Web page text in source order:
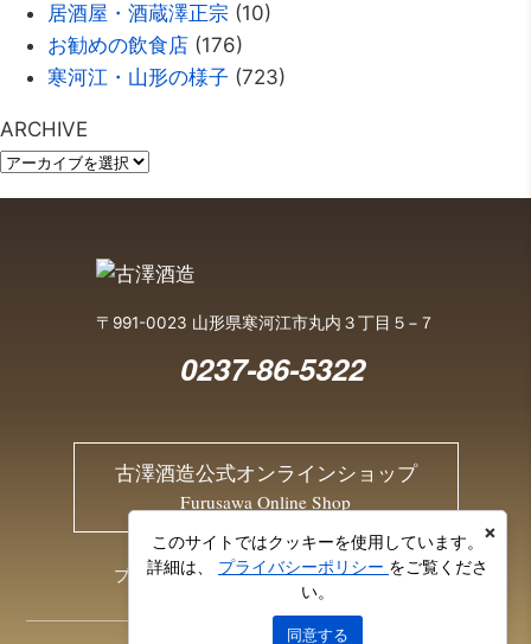
居酒屋・酒蔵澤正宗 (10)
お勧めの飲食店 (176)
寒河江・山形の様子 (723)
ARCHIVE
〒991-0023 山形県寒河江市丸内３丁目５−７
0237-86-5322
古澤酒造公式オンラインショップ
Furusawa Online Shop
プライバシーポリシー お問い合わせ
このサイトではクッキーを使用しています。
詳細は、 プライバシーポリシー をご覧くださ
い。
同意する
×